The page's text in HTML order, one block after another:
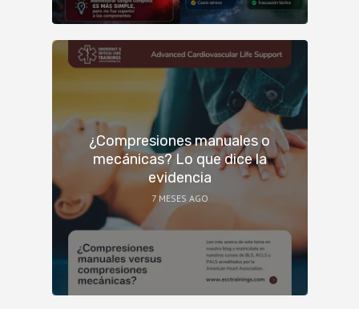
¿Compresiones manuales o
mecánicas? Lo que dice la
evidencia
7 MESES AGO